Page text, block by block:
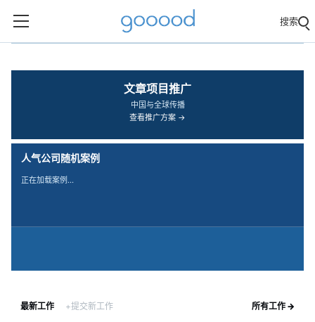
搜索
文章项目推广
中国与全球传播
查看推广方案 →
人气公司随机案例
正在加载案例…
最新工作 +提交新工作 所有工作 →